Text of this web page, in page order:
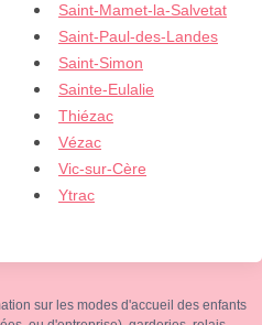
Saint-Mamet-la-Salvetat
Saint-Paul-des-Landes
Saint-Simon
Sainte-Eulalie
Thiézac
Vézac
Vic-sur-Cère
Ytrac
sur les modes d'accueil des enfants